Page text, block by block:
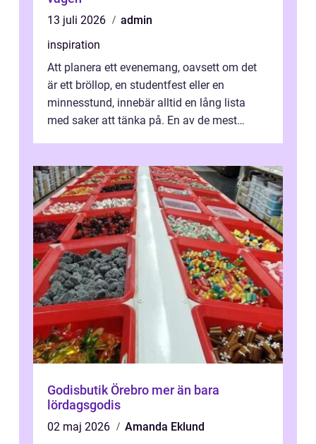
13 juli 2026
admin
inspiration
Att planera ett evenemang, oavsett om det
är ett bröllop, en studentfest eller en
minnesstund, innebär alltid en lång lista
med saker att tänka på. En av de mest
Godisbutik Örebro mer än bara
lördagsgodis
02 maj 2026
Amanda Eklund